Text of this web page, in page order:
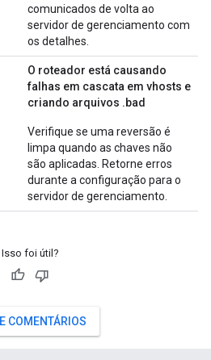
comunicados de volta ao
servidor de gerenciamento com
os detalhes.
O roteador está causando
falhas em cascata em vhosts e
criando arquivos .bad
Verifique se uma reversão é
limpa quando as chaves não
são aplicadas. Retorne erros
durante a configuração para o
servidor de gerenciamento.
Isso foi útil?
COMENTÁRIOS